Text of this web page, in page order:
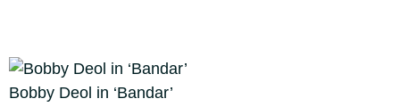
Bobby Deol in ‘Bandar’